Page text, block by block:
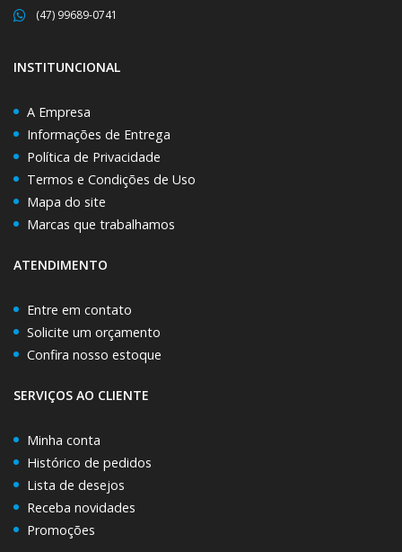
(47) 99689-0741
INSTITUNCIONAL
A Empresa
Informações de Entrega
Política de Privacidade
Termos e Condições de Uso
Mapa do site
Marcas que trabalhamos
ATENDIMENTO
Entre em contato
Solicite um orçamento
Confira nosso estoque
SERVIÇOS AO CLIENTE
Minha conta
Histórico de pedidos
Lista de desejos
Receba novidades
Promoções